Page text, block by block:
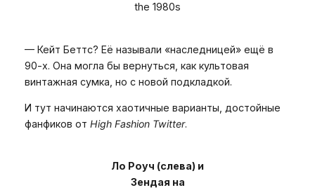
the 1980s
— Кейт Беттс? Её называли «наследницей» ещё в
90-х. Она могла бы вернуться, как культовая
винтажная сумка, но с новой подкладкой.
И тут начинаются хаотичные варианты, достойные
фанфиков от High Fashion Twitter.
Ло Роуч (слева) и
Зендая на